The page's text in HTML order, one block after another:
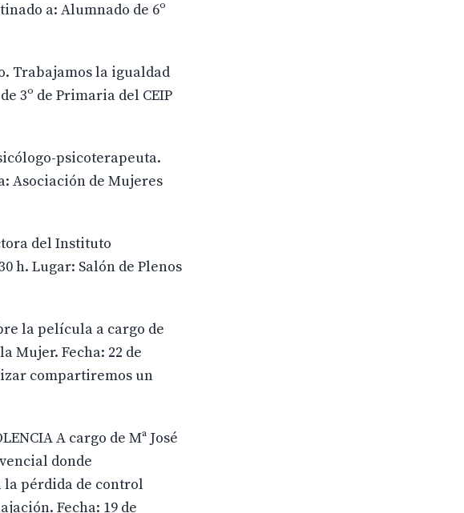
a: Alumnado de 6º
Trabajamos la igualdad
3º de Primaria del CEIP
psicoterapeuta.
Asociación de Mujeres
del Instituto
h. Lugar: Salón de Plenos
la película a cargo de
Mujer. Fecha: 22 de
compartiremos un
A cargo de Mª José
donde
la pérdida de control
Fecha: 19 de